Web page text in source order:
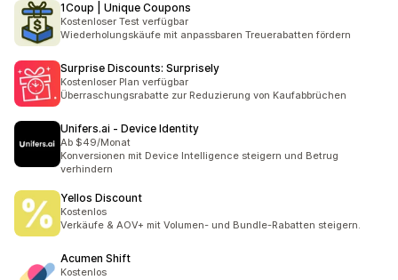
1Coup | Unique Coupons
Kostenloser Test verfügbar
Wiederholungskäufe mit anpassbaren Treuerabatten fördern
Surprise Discounts: Surprisely
Kostenloser Plan verfügbar
Überraschungsrabatte zur Reduzierung von Kaufabbrüchen
Unifers.ai ‑ Device Identity
Ab $49/Monat
Konversionen mit Device Intelligence steigern und Betrug
verhindern
Yellos Discount
Kostenlos
Verkäufe & AOV+ mit Volumen- und Bundle-Rabatten steigern.
Acumen Shift
Kostenlos